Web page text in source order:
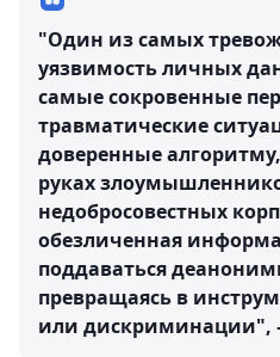
"Один из самых
уязвимость личных
самые сокровенные
травматические
доверенные
руках
недобросовестных
обезличенная
поддаваться
превращаясь в
или дискриминации",